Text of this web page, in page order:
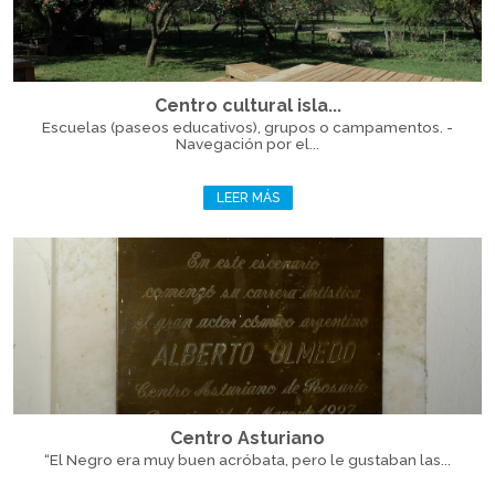
Centro cultural isla...
Escuelas (paseos educativos), grupos o campamentos. -
Navegación por el...
LEER MÁS
Centro Asturiano
“El Negro era muy buen acróbata, pero le gustaban las...